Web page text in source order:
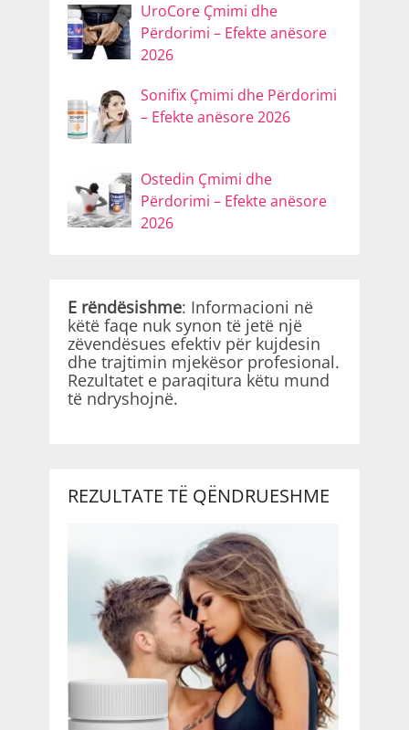
UroCore Çmimi dhe
Përdorimi – Efekte anësore
2026
Sonifix Çmimi dhe Përdorimi
– Efekte anësore 2026
Ostedin Çmimi dhe
Përdorimi – Efekte anësore
2026
E rëndësishme: Informacioni në
këtë faqe nuk synon të jetë një
zëvendësues efektiv për kujdesin
dhe trajtimin mjekësor profesional.
Rezultatet e paraqitura këtu mund
të ndryshojnë.
REZULTATE TË QËNDRUESHME